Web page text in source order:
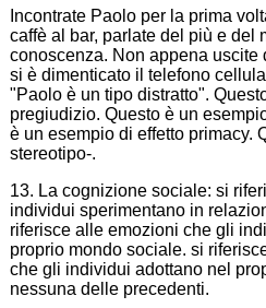
Incontrate Paolo per la prima
caffè al bar, parlate del più e del
conoscenza. Non appena uscite
si è dimenticato il telefono
"Paolo è un tipo distratto".
pregiudizio. Questo è un
è un esempio di effetto primacy.
stereotipo-.
13. La cognizione sociale: si
individui sperimentano in
riferisce alle emozioni che gli
proprio mondo sociale. si
che gli individui adottano nel
nessuna delle precedenti.